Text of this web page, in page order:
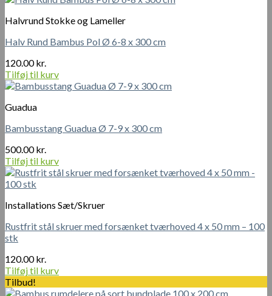
Halvrund Stokke og Lameller
Halv Rund Bambus Pol Ø 6-8 x 300 cm
120.00kr.
Tilføj til kurv
Guadua
Bambusstang Guadua Ø 7-9 x 300 cm
500.00kr.
Tilføj til kurv
Installations Sæt/Skruer
Rustfrit stål skruer med forsænket tværhoved 4 x 50 mm – 100
stk
120.00kr.
Tilføj til kurv
Tilbud!